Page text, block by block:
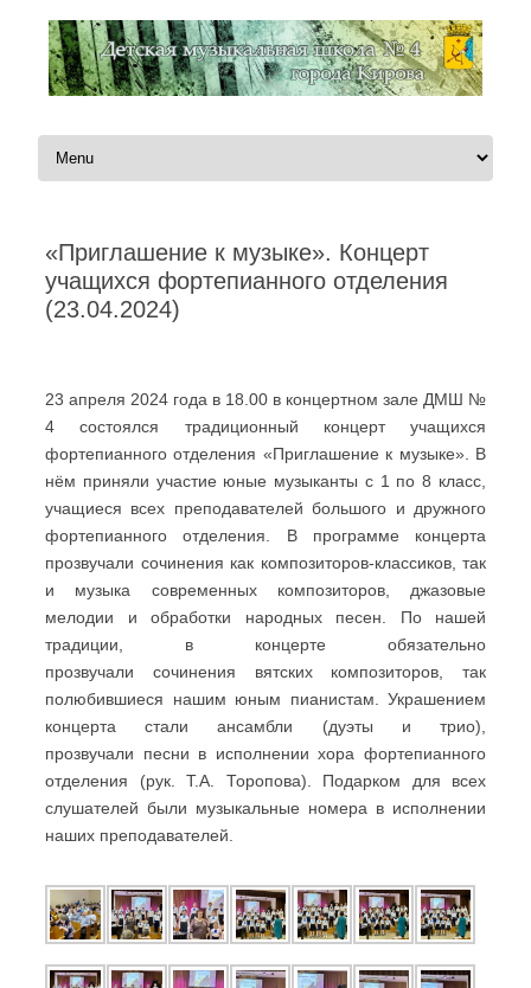
Перейти к содержимому
«Приглашение к музыке». Концерт
учащихся фортепианного отделения
(23.04.2024)
23 апреля 2024 года в 18.00 в концертном зале ДМШ №
4 состоялся традиционный концерт учащихся
фортепианного отделения «Приглашение к музыке». В
нём приняли участие юные музыканты с 1 по 8 класс,
учащиеся всех преподавателей большого и дружного
фортепианного отделения. В программе концерта
прозвучали сочинения как композиторов-классиков, так
и музыка современных композиторов, джазовые
мелодии и обработки народных песен. По нашей
традиции, в концерте обязательно
прозвучали сочинения вятских композиторов, так
полюбившиеся нашим юным пианистам. Украшением
концерта стали ансамбли (дуэты и трио),
прозвучали песни в исполнении хора фортепианного
отделения (рук. Т.А. Торопова). Подарком для всех
слушателей были музыкальные номера в исполнении
наших преподавателей.